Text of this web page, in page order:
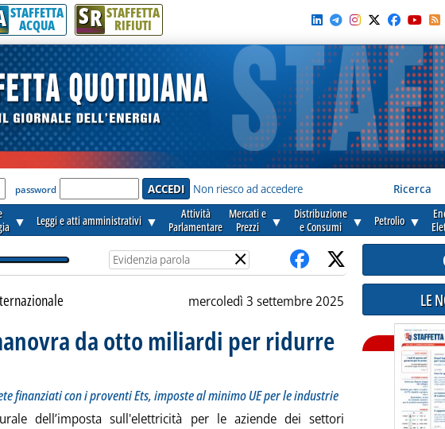
la notizia.
STAFFETTA
ACQUA SR STAFFETTA
RIFIUTI
accedere'
password Non riesco ad accedere Ricerca
▼ Leggi e atti amministrativi ▼
Attività
Parlamentare
Mercati e
Prezzi
▼
Distribuzione
e Consumi
▼ Petrolio ▼
×
mercoledì 3 settembre 2025
da otto miliardi per ridurre
finanziati con i proventi Ets, imposte al minimo UE per le industrie
dell’imposta sull'elettricità per le aziende dei settori
LE